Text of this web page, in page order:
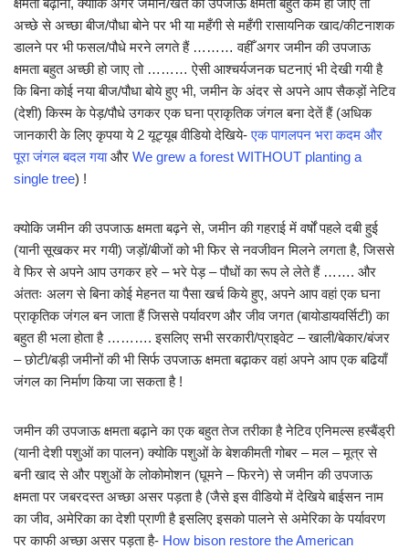
अच्छे से अच्छा बीज/पौधा बोने पर भी या महँगी से महँगी रासायनिक खाद/कीटनाशक
डालने पर भी फसल/पौधे मरने लगते हैं ……… वहीँ अगर जमीन की उपजाऊ
क्षमता बहुत अच्छी हो जाए तो ……… ऐसी आश्चर्यजनक घटनाएं भी देखी गयी है
कि बिना कोई नया बीज/पौधा बोये हुए भी, जमीन के अंदर से अपने आप सैकड़ों नेटिव
(देशी) किस्म के पेड़/पौधे उगकर एक घना प्राकृतिक जंगल बना देतें हैं (अधिक
जानकारी के लिए कृपया ये 2 यूट्यूब वीडियो देखिये-एक पागलपन भरा कदम और
पूरा जंगल बदल गयाऔर We grew a forest WITHOUT planting a
single tree) !
क्योकि जमीन की उपजाऊ क्षमता बढ़ने से, जमीन की गहराई में वर्षों पहले दबी हुई
(यानी सूखकर मर गयी) जड़ों/बीजों को भी फिर से नवजीवन मिलने लगता है, जिससे
वे फिर से अपने आप उगकर हरे – भरे पेड़ – पौधों का रूप ले लेते हैं ……. और
अंततः अलग से बिना कोई मेहनत या पैसा खर्च किये हुए, अपने आप वहां एक घना
प्राकृतिक जंगल बन जाता हैं जिससे पर्यावरण और जीव जगत (बायोडायवर्सिटी) का
बहुत ही भला होता है ………. इसलिए सभी सरकारी/प्राइवेट – खाली/बेकार/बंजर
– छोटी/बड़ी जमीनों की भी सिर्फ उपजाऊ क्षमता बढ़ाकर वहां अपने आप एक बढियाँ
जंगल का निर्माण किया जा सकता है !
जमीन की उपजाऊ क्षमता बढ़ाने का एक बहुत तेज तरीका है नेटिव एनिमल्स हस्बैंड्री
(यानी देशी पशुओं का पालन) क्योकि पशुओं के बेशकीमती गोबर – मल – मूत्र से
बनी खाद से और पशुओं के लोकोमोशन (घूमने – फिरने) से जमीन की उपजाऊ
क्षमता पर जबरदस्त अच्छा असर पड़ता है (जैसे इस वीडियो में देखिये बाईसन नाम
का जीव, अमेरिका का देशी प्राणी है इसलिए इसको पालने से अमेरिका के पर्यावरण
पर काफी अच्छा असर पड़ता है- How bison restore the American